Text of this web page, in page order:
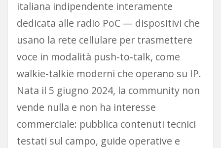
italiana indipendente interamente
dedicata alle radio PoC — dispositivi che
usano la rete cellulare per trasmettere
voce in modalità push-to-talk, come
walkie-talkie moderni che operano su IP.
Nata il 5 giugno 2024, la community non
vende nulla e non ha interesse
commerciale: pubblica contenuti tecnici
testati sul campo, guide operative e